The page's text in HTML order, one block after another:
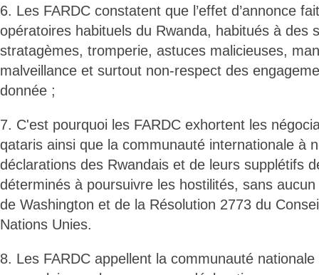
6. Les FARDC constatent que l’effet d’annonce
opératoires habituels du Rwanda, habitués à des
stratagèmes, tromperie, astuces malicieuses,
malveillance et surtout non-respect des
donnée ;
7. C'est pourquoi les FARDC exhortent les
qataris ainsi que la communauté internationale à
déclarations des Rwandais et de leurs supplétifs
déterminés à poursuivre les hostilités, sans
de Washington et de la Résolution 2773 du
Nations Unies.
8. Les FARDC appellent la communauté